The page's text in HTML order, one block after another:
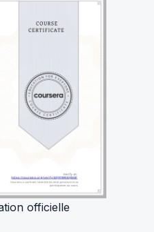
officielle